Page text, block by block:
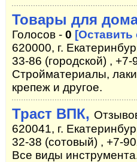
Товары для
Голосов - 0 [Оставить
620000, г.
33-86 (городской) ,
Стройматериалы,
крепеж и другое.
Траст ВПК,
620041, г.
32-38 (сотовый) , +7-
Все виды